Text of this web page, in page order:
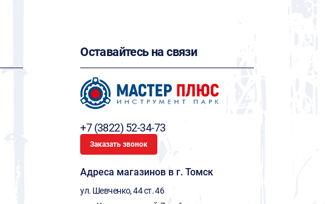
Оставайтесь на связи
+7 (3822) 52-34-73
Заказать звонок
Адреса магазинов в г. Томск
ул. Шевченко, 44 ст. 46